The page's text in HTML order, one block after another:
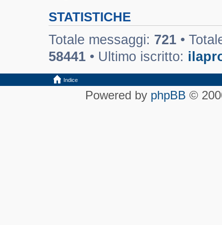
STATISTICHE
Totale messaggi: 721 •
58441 • Ultimo iscritto:
Indice
Powered by phpBB ©